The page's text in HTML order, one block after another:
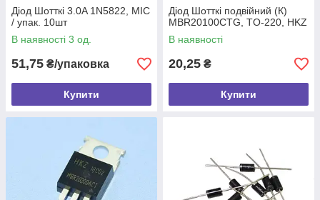
Діод Шотткі 3.0A 1N5822, MIC
/ упак. 10шт
В наявності 3 од.
51,75 ₴/упаковка
Купити
Діод Шотткі подвійний (К)
MBR20100CTG, TO-220, HKZ
В наявності
20,25 ₴
Купити